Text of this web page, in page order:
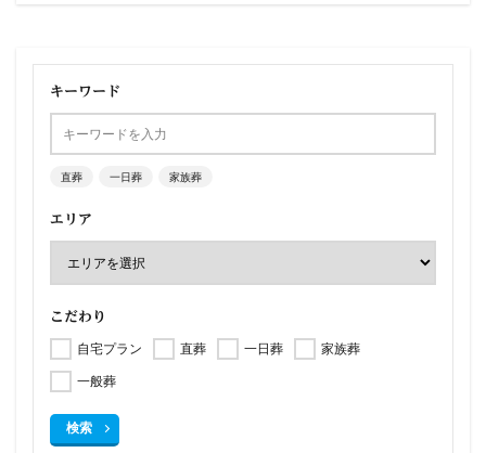
キーワード
直葬 一日葬 家族葬
エリア
こだわり
自宅プラン 直葬 一日葬
家族葬
一般葬
検索